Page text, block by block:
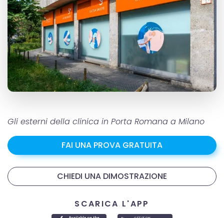
Gli esterni della clinica in Porta Romana a Milano
FAI UNA PROVA GRATUITA
CHIEDI UNA DIMOSTRAZIONE
SCARICA L'APP